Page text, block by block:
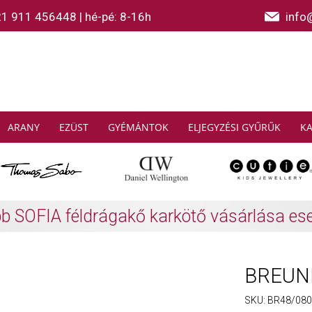
911 456448 | hé-pé: 8-16h
ARANY EZÜST GYÉMÁNTOK ELJEGYZÉSI GYŰRŰK
SABO: Gyűjtsön és spóroljon További
SKU: BR48/